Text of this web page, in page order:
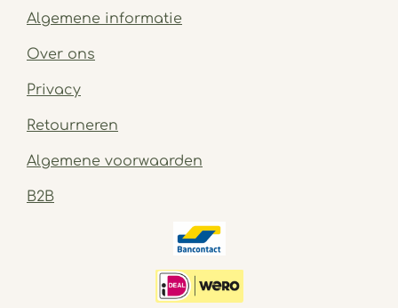
Algemene informatie
Over ons
Privacy
Retourneren
Algemene voorwaarden
B2B